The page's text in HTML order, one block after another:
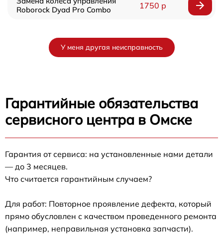
Roborock Dyad Pro Combo
1750 р
У меня другая неисправность
Гарантийные обязательства
сервисного центра в Омске
Гарантия от сервиса: на установленные нами детали
— до 3 месяцев.
Что считается гарантийным случаем?
Для работ: Повторное проявление дефекта, который
прямо обусловлен с качеством проведенного ремонта
(например, неправильная установка запчасти).